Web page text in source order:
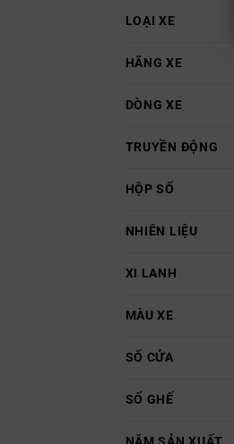
LOẠI XE
HÃNG XE
DÒNG XE
TRUYỀN ĐỘNG
HỘP SỐ
NHIÊN LIỆU
XI LANH
MÀU XE
SỐ CỬA
SỐ GHẾ